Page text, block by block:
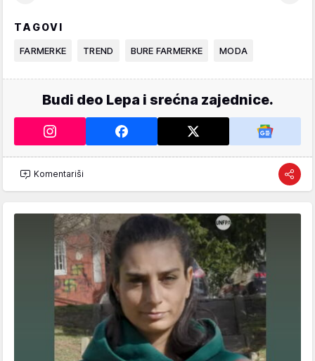
TAGOVI
FARMERKE TREND BURE FARMERKE MODA
Budi deo Lepa i srećna zajednice.
Komentariši